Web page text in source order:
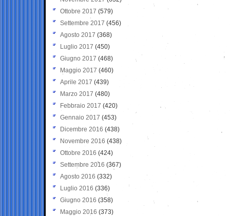
Ottobre 2017 (579)
Settembre 2017 (456)
Agosto 2017 (368)
Luglio 2017 (450)
Giugno 2017 (468)
Maggio 2017 (460)
Aprile 2017 (439)
Marzo 2017 (480)
Febbraio 2017 (420)
Gennaio 2017 (453)
Dicembre 2016 (438)
Novembre 2016 (438)
Ottobre 2016 (424)
Settembre 2016 (367)
Agosto 2016 (332)
Luglio 2016 (336)
Giugno 2016 (358)
Maggio 2016 (373)